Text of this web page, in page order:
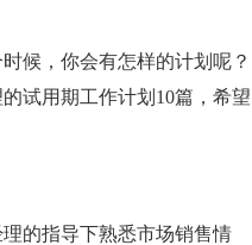
候，你会有怎样的计划呢？
试用期工作计划10篇，希望
的指导下熟悉市场销售情